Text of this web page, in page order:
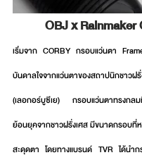
OBJ x Rainmaker
เริ่มจาก CORBY กรอบแว่นตา
บันดาลใจจากแว่นตาของสถาปนิกชาว
(เลอกอร์บูซีเย) กรอบแว่นตาทรงกลม
ย้อนยุคจากชาวฝรั่งเศส มีขนาดกรอบที่ห
สะดุดตา โดยทางแบรนด์ TVR ได้นำ